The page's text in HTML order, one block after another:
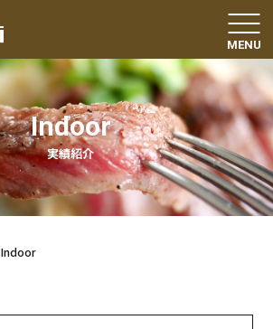
Indoor
実績紹介
Indoor